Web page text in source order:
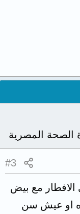
الصحة المصرية
#3
مع بيض
او عيش سن